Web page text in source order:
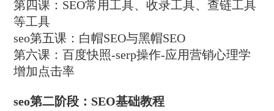
第四课：SEO常用工具、收录工具、查链工具
等工具
seo第五课：白帽SEO与黑帽SEO
第六课：百度快照-serp操作-应用营销心理学
增加点击率
seo第二阶段：SEO基础教程